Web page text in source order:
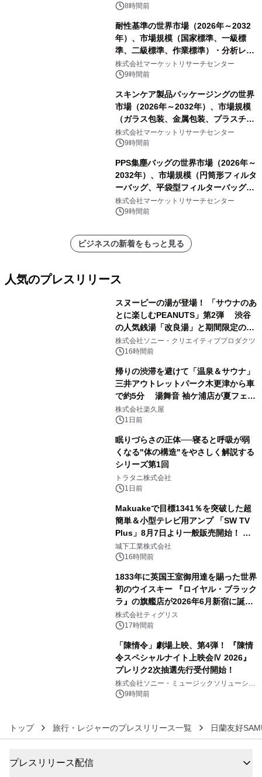
8時間前
耐性基準の世界市場（2026年～2032
年）、市場規模（国家標準、一級標
準、二級標準、作業標準）・分析レポ
ートを発表
株式会社マーケットリサーチセンター
9時間前
スキンケア製品パッケージングの世界
市場（2026年～2032年）、市場規模
（ガラス包装、金属包装、プラスチッ
ク包装、その他）・分析レポートを発
表
株式会社マーケットリサーチセンター
9時間前
PPS集塵バッグの世界市場（2026年～
2032年）、市場規模（円筒形フィルタ
ーバッグ、平袋型フィルターバッグ、
プリーツフィルターバッグ、その
他）・分析レポートを発表
株式会社マーケットリサーチセンター
9時間前
ビジネスの新着をもっと見る
人気のプレスリリース
スヌーピーの湯が登場！ 「サウナのあ
とに楽しむPEANUTS」第2弾 渋谷
の人気銭湯「改良湯」と期間限定のコ
ラボレーション サウナイキタイコラ
ボグッズも発売決定！
株式会社ソニー・クリエイティブプロダクツ
16時間前
帰りの渋滞を避けて「温泉＆サウナ」
三井アウトレットパーク木更津から車
で約5分 湯舞音 袖ケ浦店が夏フェア
メニューを提供
株式会社楽久屋
1日前
眠りづらさの正体──寝ると呼吸が弱
くなる"体の構造"をやさしく解説する
シリーズ第1回
トラタニ株式会社
1日前
Makuakeで目標1341％を突破した超
簡単＆小型テレビ用アンプ 「SW TV
Plus」8月7日より一般販売開始！ ケ
ーブル1本つなぐだけ、テレビの音が
ぐっと豊かに
城下工業株式会社
16時間前
1833年に英国王室御用達を賜った世界
初のウイスキー 『ロイヤル・ブラック
ラ』の旗艦店が2026年6月新宿に誕
生 バカルディ ジャパンと連携した
没入型バー「BAR Arca」
株式会社ティグリス
17時間前
「陳情令」劇場上映、第4弾！ 『陳情
令スペシャルナイト上映会Ⅳ 2026』
プレリク2次抽選先行受付開始！
株式会社ソニー・ミュージックソリューショ
ンズ9時間前
トップ 旅行・レジャーのプレスリリース一覧 日蘭友好
プレスリリース配信